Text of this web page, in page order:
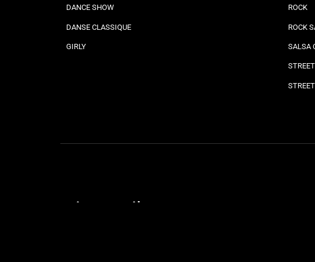
DANCE SHOW
DANSE CLASSIQUE
GIRLY
ROCK
ROCK
SALSA
Liens utiles